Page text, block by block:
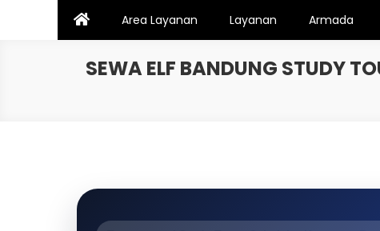
Area Layanan Layanan Armada
SEWA ELF BANDUNG STUDY